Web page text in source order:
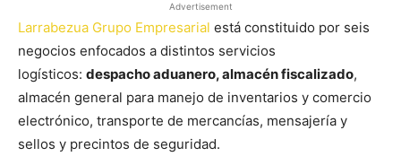
Advertisement
Larrabezua Grupo Empresarial está constituido por seis
negocios enfocados a distintos servicios
logísticos: despacho aduanero, almacén fiscalizado,
almacén general para manejo de inventarios y comercio
electrónico, transporte de mercancías, mensajería y
sellos y precintos de seguridad.